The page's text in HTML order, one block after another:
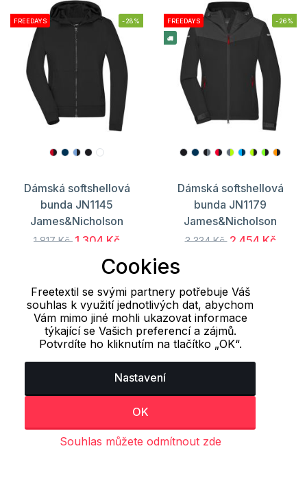
FREEDAYS -28%
Dámská softshellová
bunda JN1145
James&Nicholson
1 817 Kč 1 304 Kč
FREEDAYS -26%
Dámská softshellová
bunda JN1179
James&Nicholson
3 334 Kč 2 454 Kč
Načíst dalších 24 položek
1 2 3 .. 13 14
Naposledy prohlížené
produkty
Cookies
Freetextil se svými partnery potřebuje Váš
souhlas k využití jednotlivých dat, abychom
Vám mimo jiné mohli ukazovat informace
týkající se Vašich preferencí a zájmů.
Potvrdíte ho kliknutím na tlačítko „OK“.
Nastavení
OK
Souhlas můžete odmítnout zde